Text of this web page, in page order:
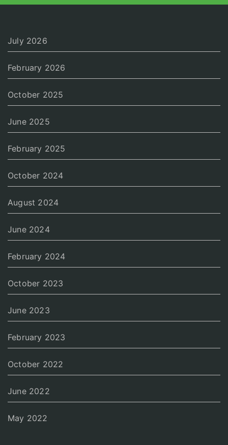
July 2026
February 2026
October 2025
June 2025
February 2025
October 2024
August 2024
June 2024
February 2024
October 2023
June 2023
February 2023
October 2022
June 2022
May 2022